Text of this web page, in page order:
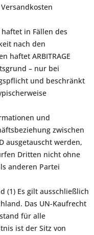
haftet in Fällen des
nach den
haftet ARBITRAGE
– nur bei
und beschränkt
und
zwischen
ausgetauscht werden,
Dritten nicht ohne
anderen Partei
(1) Es gilt ausschließlich
Das UN-Kaufrecht
für alle
ist der Sitz von